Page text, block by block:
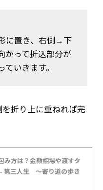
に置き、右側→下
かって折込部分が
いきます。
折り上に重ねれば完
み方は？金額相場や渡すタ
第三人生 〜寄り道の歩き